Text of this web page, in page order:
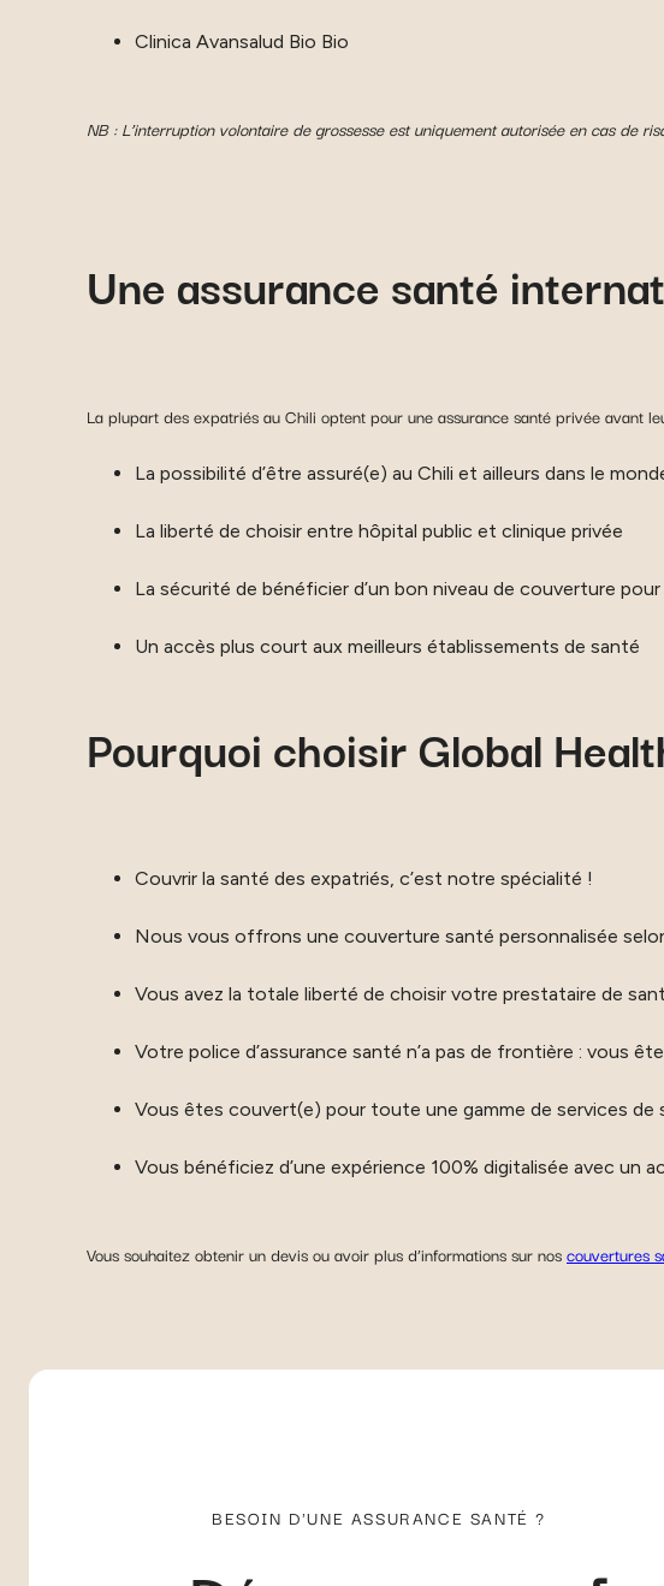
Clinica Avansalud Bio Bio
NB : L’interruption volontaire de grossesse est uniquement autorisée en cas de
Une assurance santé
La plupart des expatriés au Chili optent pour une assurance santé privée avant
La possibilité d’être assuré(e) au Chili et ailleurs dans le
La liberté de choisir entre hôpital public et clinique privée
La sécurité de bénéficier d’un bon niveau de couverture
Un accès plus court aux meilleurs établissements de santé
Pourquoi choisir Global
Couvrir la santé des expatriés, c’est notre spécialité !
Nous vous offrons une couverture santé personnalisée
Vous avez la totale liberté de choisir votre prestataire de
Votre police d’assurance santé n’a pas de frontière : vous
Vous êtes couvert(e) pour toute une gamme de services de
Vous bénéficiez d’une expérience 100% digitalisée avec un
Vous souhaitez obtenir un devis ou avoir plus d’informations sur noscouvertures
BESOIN D'UNE ASSURANCE SANTÉ ?